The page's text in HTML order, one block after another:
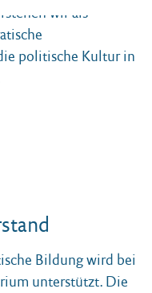
wir als
politische Kultur in
Bildung wird bei
unterstützt. Die